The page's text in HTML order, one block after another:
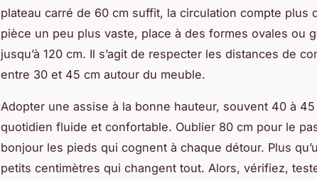
plateau carré de 60 cm suffit, la circulation compte plus
pièce un peu plus vaste, place à des formes ovales ou
jusqu’à 120 cm. Il s’agit de respecter les distances de
entre 30 et 45 cm autour du meuble.
Adopter une assise à la bonne hauteur, souvent 40 à
quotidien fluide et confortable. Oublier 80 cm pour le
bonjour les pieds qui cognent à chaque détour. Plus
petits centimètres qui changent tout. Alors, vérifiez,